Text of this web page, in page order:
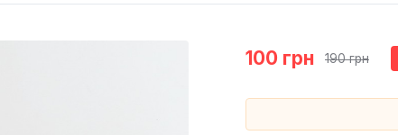
100 грн 190 грн